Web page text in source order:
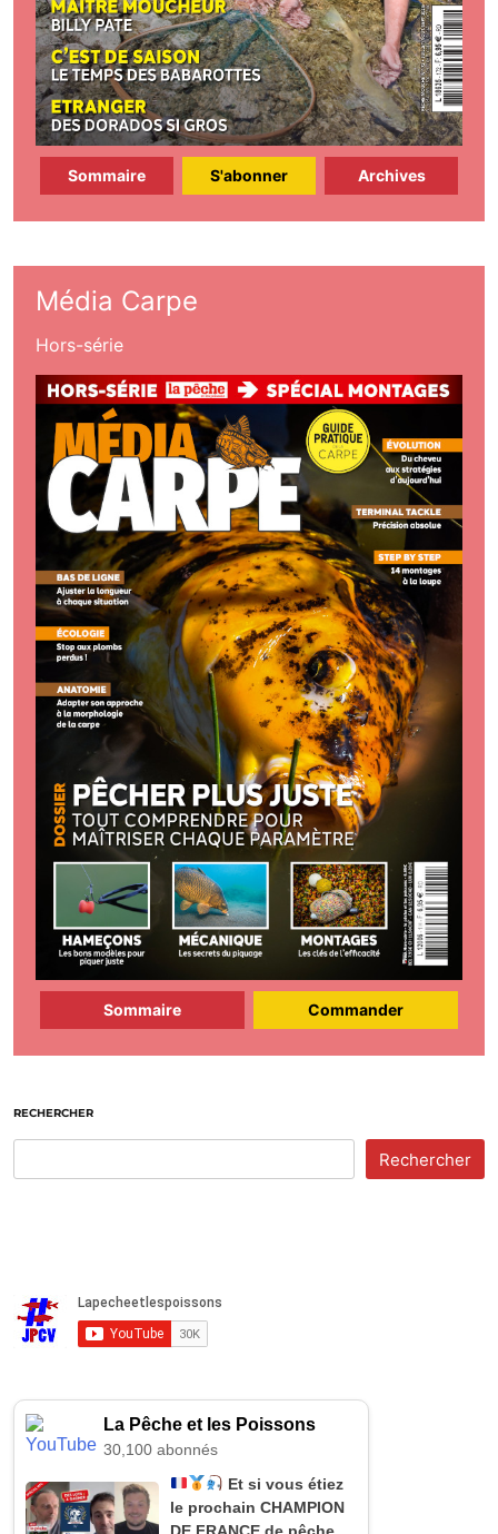
Sommaire S'abonner Archives
Média Carpe
Hors-série
Sommaire Commander
RECHERCHER
Rechercher
La Pêche et les Poissons
30,100 abonnés
Et si vous étiez
le prochain CHAMPION
DE FRANCE de pêche